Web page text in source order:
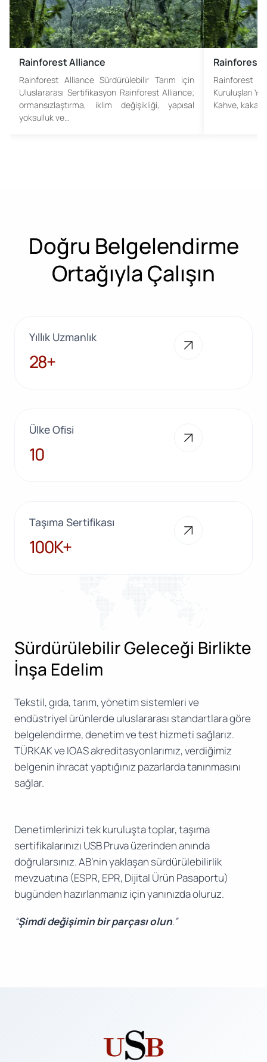
Rainforest Alliance
Rainforest Alliance Sürdürülebilir Tarım için
Uluslararası Sertifikasyon Rainforest Alliance;
ormansızlaştırma, iklim değişikliği, yapısal
yoksulluk ve…
Rainforest
Rainforest
Kuruluşları
Kahve,
Doğru Belgelendirme
Ortağıyla Çalışın
Yıllık Uzmanlık
28+
28+
Ülke Ofisi
10
10
Taşıma Sertifikası
100K+
100K+
Sürdürülebilir Geleceği Birlikte
İnşa Edelim
Tekstil, gıda, tarım, yönetim sistemleri ve
endüstriyel ürünlerde uluslararası standartlara göre
belgelendirme, denetim ve test hizmeti sağlarız.
TÜRKAK ve IOAS akreditasyonlarımız, verdiğimiz
belgenin ihracat yaptığınız pazarlarda tanınmasını
sağlar.
Denetimlerinizi tek kuruluşta toplar, taşıma
sertifikalarınızı USB Pruva üzerinden anında
doğrularsınız. AB’nin yaklaşan sürdürülebilirlik
mevzuatına (ESPR, EPR, Dijital Ürün Pasaportu)
bugünden hazırlanmanız için yanınızda oluruz.
“Şimdi değişimin bir parçası olun.”